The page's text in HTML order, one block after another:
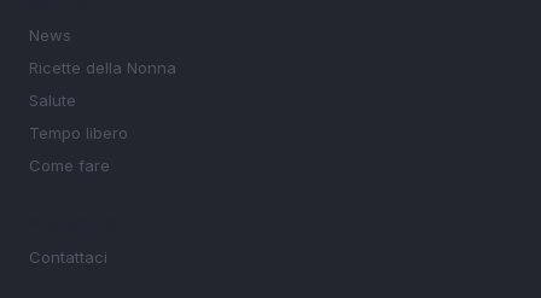
News
Ricette della Nonna
Salute
Tempo libero
Come fare
Contattaci